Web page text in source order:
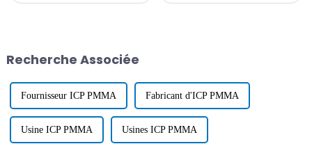
Recherche Associée
Fournisseur ICP PMMA Fabricant d'ICP PMMA
Usine ICP PMMA Usines ICP PMMA